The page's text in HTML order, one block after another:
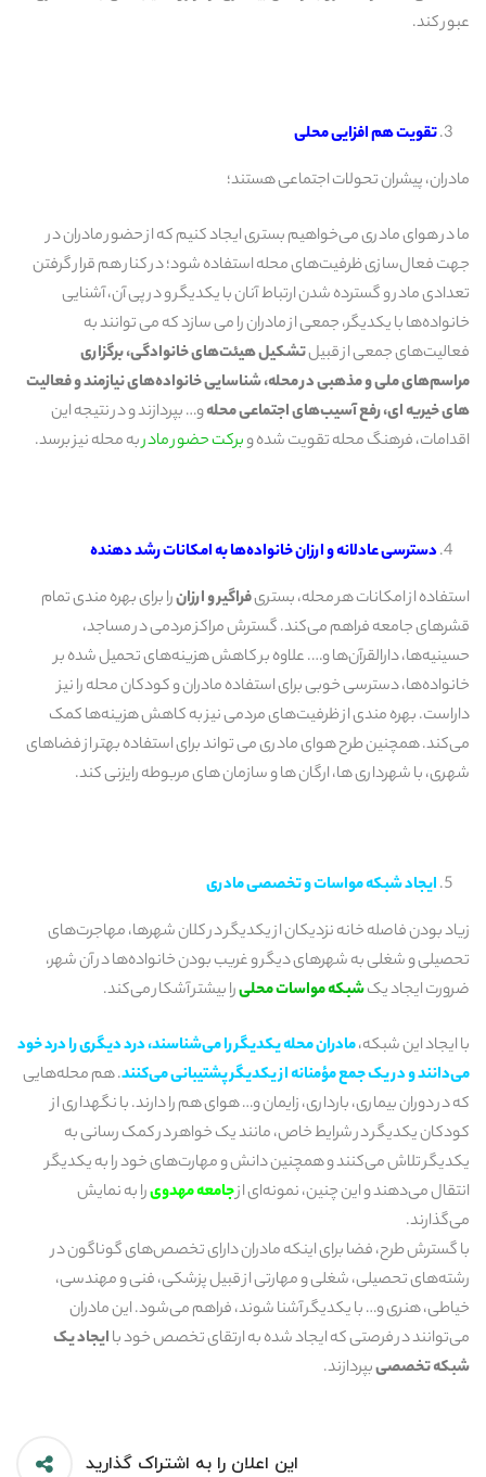
عبور کند.
تقویت هم افزایی محلی
مادران، پیشران تحولات اجتماعی هستند؛
ما در هوای مادری می‌خواهیم بستری ایجاد کنیم که از حضور مادران در
جهت فعال‌سازی ظرفیت‌های محله استفاده شود؛ در کنار هم قرار گرفتن
تعدادی مادر و گسترده شدن ارتباط آنان با یکدیگر و در پی آن، آشنایی
خانواده‌ها با یکدیگر، جمعی از مادران را می سازد که می توانند به
فعالیت‌های جمعی از قبیلتشکیل هیئت‌های خانوادگی، برگزاری
مراسم‌های ملی و مذهبی در محله، شناسایی خانواده‌های نیازمند و فعالیت
های خیریه ای، رفع آسیب‌های اجتماعی محلهو… بپردازند و در نتیجه این
اقدامات، فرهنگ محله تقویت شده وبرکت حضور مادربه محله نیز برسد.
دسترسی عادلانه و ارزان خانوادهها به امکانات رشد دهنده
استفاده از امکانات هر محله، بستریفراگیر و ارزانرا برای بهره مندی تمام
قشرهای جامعه فراهم می‌کند. گسترش مراکز مردمی در مساجد،
حسینیه‌ها، دارالقرآن‌ها و…. علاوه بر کاهش هزینه‌های تحمیل شده بر
خانواده‌ها، دسترسی خوبی برای استفاده مادران و کودکان محله را نیز
داراست. بهره مندی از ظرفیت‌های مردمی نیز به کاهش هزینه‌ها کمک
می‌کند. همچنین طرح هوای مادری می تواند برای استفاده بهتر از فضاهای
شهری، با شهرداری ها، ارگان ها و سازمان های مربوطه رایزنی کند.
ایجاد شبکه مواسات و تخصصی مادری
زیاد بودن فاصله خانه نزدیکان از یکدیگر در کلان شهرها، مهاجرت‌های
تحصیلی و شغلی به شهرهای دیگر و غریب بودن خانواده‌ها در آن شهر،
ضرورت ایجاد یکشبکه مواسات محلیرا بیشتر آشکار می‌کند.
با ایجاد این شبکه،مادران محله یکدیگر را می‌شناسند، درد دیگری را درد خود
می‌دانند و در یک جمع مؤمنانه از یکدیگر پشتیبانی می‌کنند. هم محله‌هایی
که در دوران بیماری، بارداری، زایمان و… هوای هم را دارند. با نگهداری از
کودکان یکدیگر در شرایط خاص، مانند یک خواهر در کمک رسانی به
یکدیگر تلاش می‌کنند و همچنین دانش و مهارت‌های خود را به یکدیگر
انتقال می‌دهند و این چنین، نمونه‌ای ازجامعه مهدویرا به نمایش
می‌گذارند.
با گسترش طرح، فضا برای اینکه مادران دارای تخصص‌های گوناگون در
رشته‌های تحصیلی، شغلی و مهارتی از قبیل پزشکی، فنی و مهندسی،
خیاطی، هنری و… با یکدیگر آشنا شوند، فراهم می‌شود. این مادران
می‌توانند در فرصتی که ایجاد شده به ارتقای تخصص خود باایجاد یک
شبکه تخصصیبپردازند.
این اعلان را به اشتراک گذارید